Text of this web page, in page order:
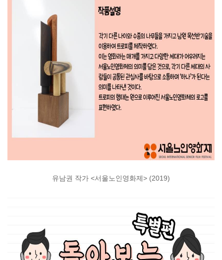
유남권 작가 <서울노인영화제> (2019)